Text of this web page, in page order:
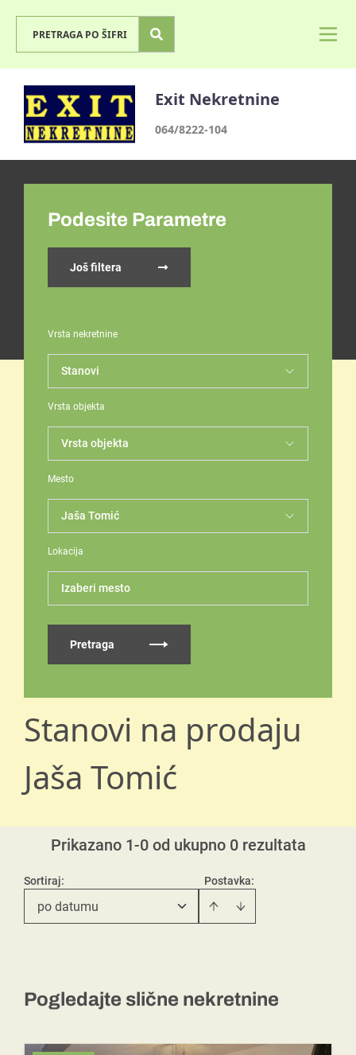
Exit Nekretnine
064/8222-104
Podesite Parametre
Još filtera
Vrsta nekretnine
Vrsta objekta
Mesto
Lokacija
Izaberi mesto
Pretraga
Stanovi na prodaju
Jaša Tomić
Prikazano 1-0 od ukupno 0 rezultata
Postavka:
Sortiraj:
po datumu
Pogledajte slične nekretnine